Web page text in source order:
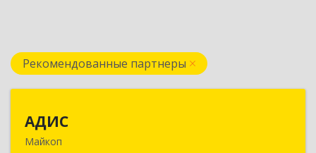
Рекомендованные партнеры
АДИС
Майкоп